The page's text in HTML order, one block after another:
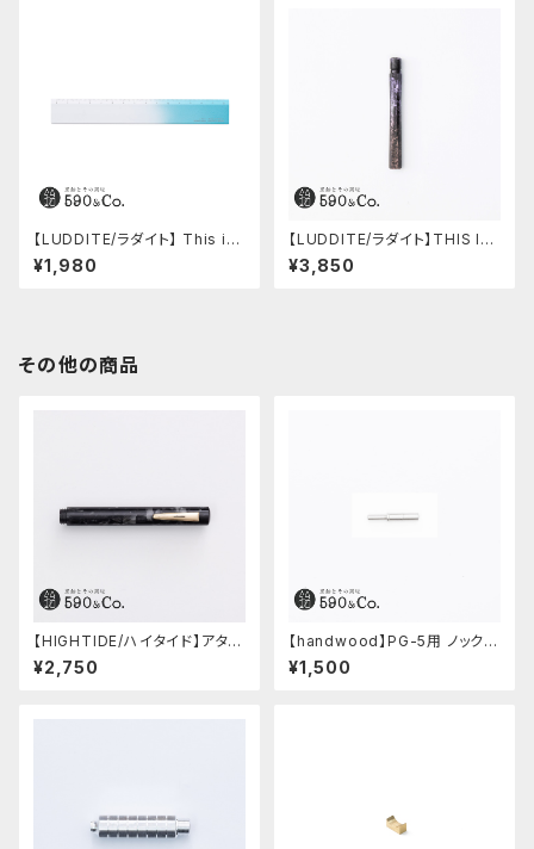
【LUDDITE/ラダイト】 This in
dustrial / A6063 Ruler (SV/
TQ)
¥1,980
【LUDDITE/ラダイト】THIS IN
DUSTRIAL 芯ケース2 (Facto
ry Model RE)
¥3,850
その他の商品
【HIGHTIDE/ハイタイド】アタシ
ェ マーブル万年筆 (ブラック)
¥2,750
【handwood】PG-5用 ノックボ
タン (超々ジュラルミン)
¥1,500